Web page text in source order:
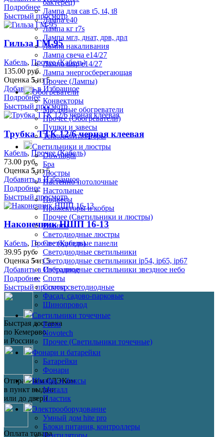
бактерец)
Лампа для сав t5, t4, t8
Лампа е40
Лампа кг r7s
Лампа мгл, днат, дрв, дрл
Лампа накаливания
Лампа свеча е14/27
Лампа шар е14/27
Лампа энергосберегающая
Прочее (Лампы)
Обогреватели
Конвекторы
Масляные обогреватели
Прочее (Обогреватели)
Пушки и завесы
Тепловентиляторы
Светильники и люстры
Downlight
Бра
Люстры
Настенно-потолочные
Настольные
Подвесы
Прожекторы и кобры
Прочее (Светильники и люстры)
Ралины
Светодиодные люстры
Светодиодные панели
Светодиодные светильники
Светодиодные светильники ip54, ip65, ip67
Светодиодные светильники звездное небо
Споты
Споты светодиодные
Фасад, садово-парковые
Шинопровод
Светильники точечные
Feron
Novotech
Прочее (Светильники точечные)
Фонари и батарейки
Батарейки
Фонари
Шкафы и боксы
Металл
Пластик
Электрооборудование
Умный дом hite pro
Блоки питания, контроллеры
Вентиляторы
Подробнее
Быстрый просмотр
Гильза ГМ-95
Кабель, Прочее (Кабель)
135.00 руб.
Оценка 5из 5
Добавить в Избранное
Подробнее
Быстрый просмотр
Трубка ТТК 12/6 черная клеевая
Кабель, Прочее (Кабель)
73.00 руб.
Оценка 5из 5
Добавить в Избранное
Подробнее
Быстрый просмотр
Наконечник НШП 16-13
Кабель, Прочее (Кабель)
39.95 руб.
Оценка 5из 5
Добавить в Избранное
Подробнее
Быстрый просмотр
Быстрая доставка
по Кемерово
и России
Отправляем СДЭКом
в пункт выдачи
или до двери
Оплата товара